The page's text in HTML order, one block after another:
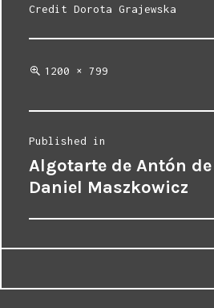
Credit Dorota Grajewska
Full
1200 × 799
Post
navigation
Published in
Algotarte de Antón
Daniel Maszkowicz